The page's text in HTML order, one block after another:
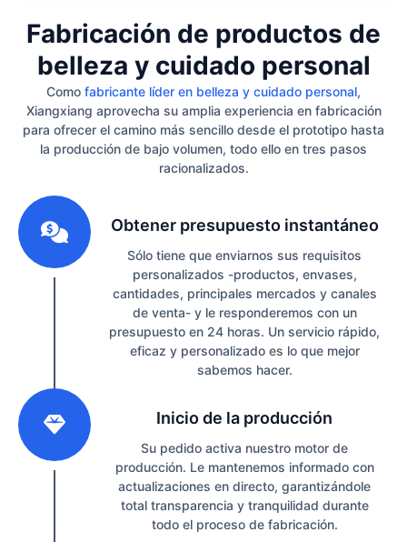
Fabricación de productos de
belleza y cuidado personal
Como fabricante líder en belleza y cuidado personal,
Xiangxiang aprovecha su amplia experiencia en fabricación
para ofrecer el camino más sencillo desde el prototipo hasta
la producción de bajo volumen, todo ello en tres pasos
racionalizados.
Obtener presupuesto instantáneo
Sólo tiene que enviarnos sus requisitos
personalizados -productos, envases,
cantidades, principales mercados y canales
de venta- y le responderemos con un
presupuesto en 24 horas. Un servicio rápido,
eficaz y personalizado es lo que mejor
sabemos hacer.
Inicio de la producción
Su pedido activa nuestro motor de
producción. Le mantenemos informado con
actualizaciones en directo, garantizándole
total transparencia y tranquilidad durante
todo el proceso de fabricación.